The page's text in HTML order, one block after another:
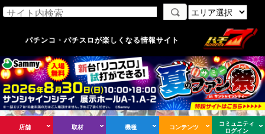
パチンコ・パチスロが楽しくなる情報サイト
店舗 取材 機種 コンテンツ
コミュニティ
ログイン